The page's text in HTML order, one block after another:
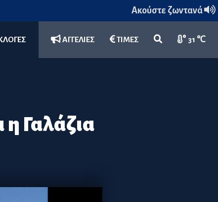
Ακούστε ζωντανά
ΑΓΓΕΛΙΕΣ ΤΙΜΕΣ 31 ℃
Γαλάζια